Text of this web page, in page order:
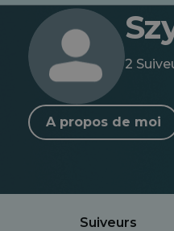
2
A propos de moi
Suiveurs